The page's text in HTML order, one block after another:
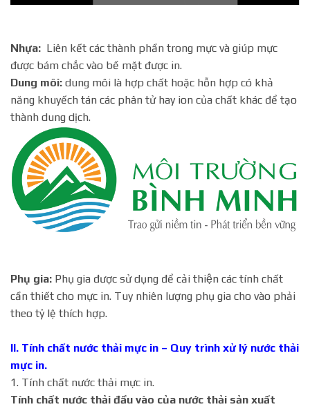
Nhựa: Liên kết các thành phần trong mực và giúp mực
được bám chắc vào bề mặt được in.
Dung môi: dung môi là hợp chất hoặc hỗn hợp có khả
năng khuyếch tán các phân tử hay ion của chất khác để tạo
thành dung dịch.
Phụ gia: Phụ gia được sử dụng để cải thiện các tính chất
cần thiết cho mực in. Tuy nhiên lượng phụ gia cho vào phải
theo tỷ lệ thích hợp.
II. Tính chất nước thải mực in – Quy trình xử lý nước thải
mực in.
1. Tính chất nước thải mực in.
Tính chất nước thải đầu vào của nước thải sản xuất